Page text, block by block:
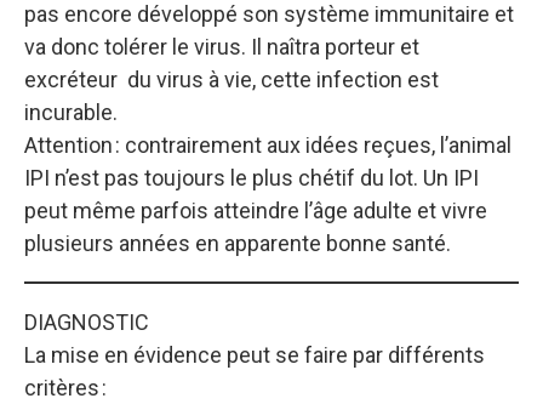
pas encore développé son système immunitaire et
va donc tolérer le virus. Il naîtra porteur et
excréteur du virus à vie, cette infection est
incurable.
Attention : contrairement aux idées reçues, l’animal
IPI n’est pas toujours le plus chétif du lot. Un IPI
peut même parfois atteindre l’âge adulte et vivre
plusieurs années en apparente bonne santé.
DIAGNOSTIC
La mise en évidence peut se faire par différents
critères :